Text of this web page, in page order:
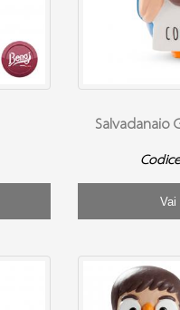
Salvadanaio
Vai